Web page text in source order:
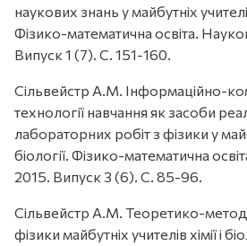
наукових знань у майбутніх учителів
Фізико-математична освіта.
Випуск 1 (7). С. 151-160.
Сільвейстр А.М. Інформаційно-
технології навчання як засоби
лабораторних робіт з фізики у
біології. Фізико-математична
2015. Випуск 3 (6). С. 85-96.
Сільвейстр А.М. Теоретико-
фізики майбутніх учителів хімії і